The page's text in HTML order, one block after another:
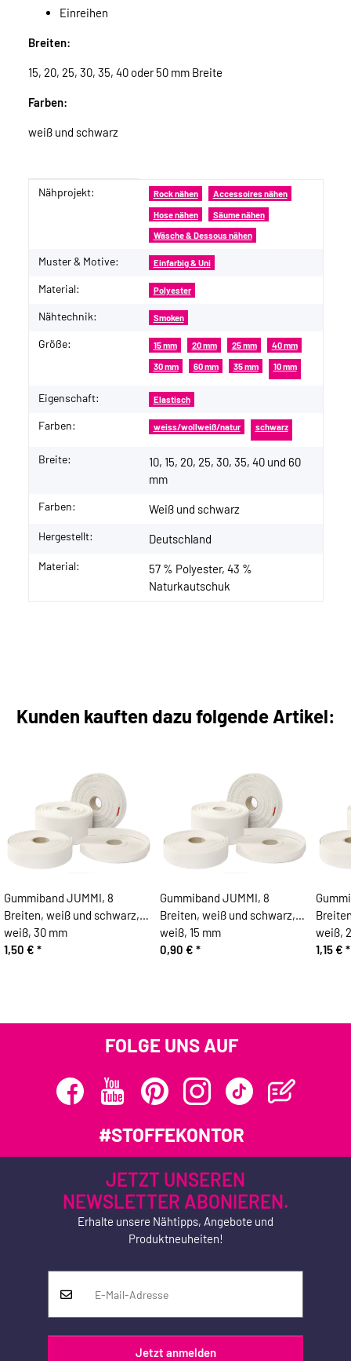
Einreihen
Breiten:
15, 20, 25, 30, 35, 40 oder 50 mm Breite
Farben:
weiß und schwarz
Produkteigenschaft
Wert
Nähprojekt: Rock nähen Accessoires nähen
Hose nähen Säume nähen
Wäsche & Dessous nähen
Muster & Motive: Einfarbig & Uni
Material: Polyester
Nähtechnik: Smoken
Größe: 15 mm 20 mm 25 mm 40 mm
30 mm 60 mm 35 mm 10 mm
Eigenschaft: Elastisch
Farben: weiss/wollweiß/natur schwarz
Breite:
10, 15, 20, 25, 30, 35, 40 und 60
mm
Farben: Weiß und schwarz
Hergestellt: Deutschland
Material:
57 % Polyester, 43 %
Naturkautschuk
Kunden kauften dazu folgende Artikel:
Gummiband JUMMI, 8
Breiten, weiß und schwarz,
weiß, 30 mm
1,50 € *
Gummiband JUMMI, 8
Breiten, weiß und schwarz,
weiß, 15 mm
0,90 € *
weiß,
1,15 € *
FOLGE UNS AUF
#STOFFEKONTOR
JETZT UNSEREN
NEWSLETTER ABONIEREN.
Erhalte unsere Nähtipps, Angebote und
Produktneuheiten!
Jetzt anmelden